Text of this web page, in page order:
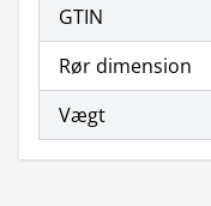
GTIN
Rør dimension
Vægt